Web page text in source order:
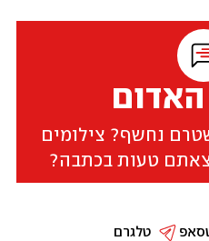
האדום
נחשף? צילומים
טעות בכתבה?
טלגרם